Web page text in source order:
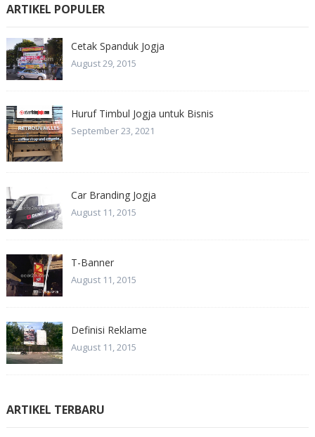
ARTIKEL POPULER
Cetak Spanduk Jogja
August 29, 2015
Huruf Timbul Jogja untuk Bisnis
September 23, 2021
Car Branding Jogja
August 11, 2015
T-Banner
August 11, 2015
Definisi Reklame
August 11, 2015
ARTIKEL TERBARU